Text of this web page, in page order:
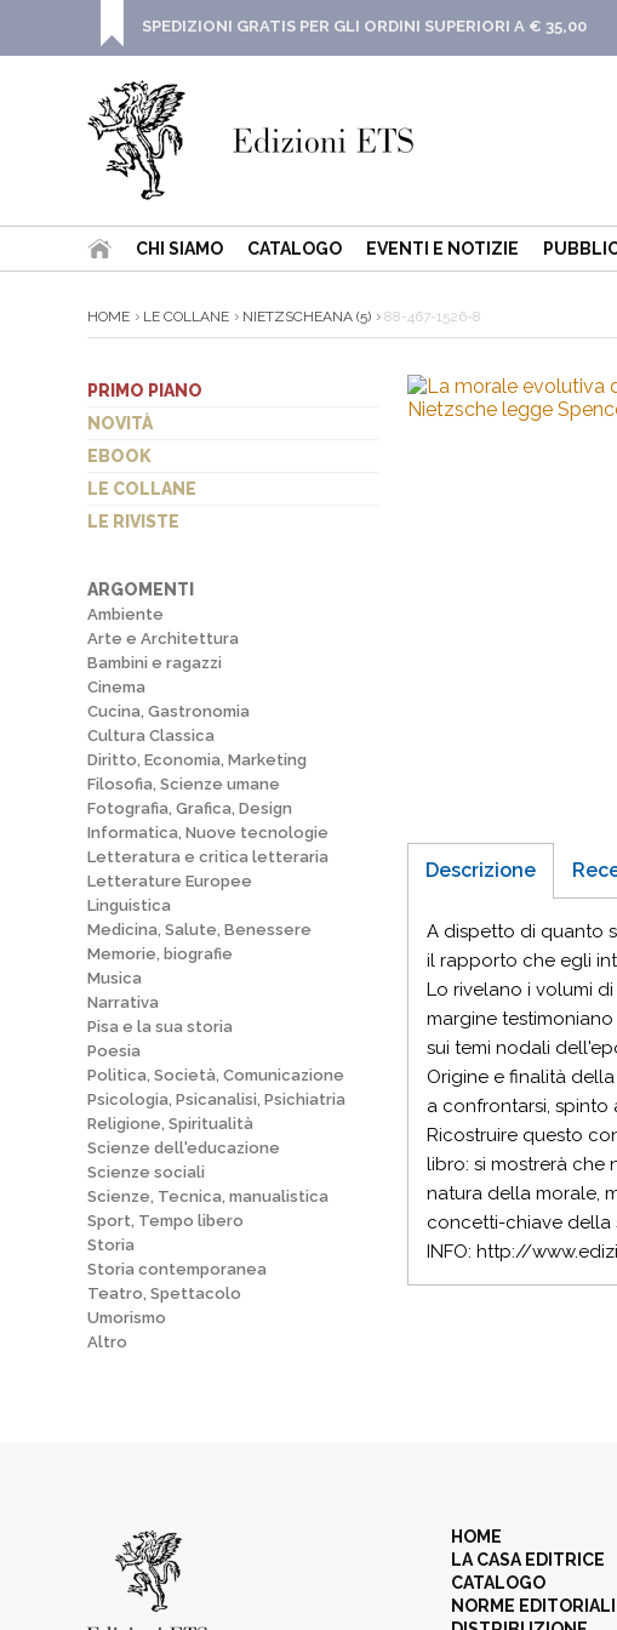
SPEDIZIONI GRATIS PER GLI ORDINI SUPERIORI A € 35,00
CHI SIAMO CATALOGO EVENTI E NOTIZIE
HOME LE COLLANE NIETZSCHEANA (5) 88-467-1526-8
PRIMO PIANO
NOVITÀ
EBOOK
LE COLLANE
LE RIVISTE
ARGOMENTI
Ambiente
Arte e Architettura
Bambini e ragazzi
Cinema
Cucina, Gastronomia
Cultura Classica
Diritto, Economia, Marketing
Filosofia, Scienze umane
Fotografia, Grafica, Design
Informatica, Nuove tecnologie
Letteratura e critica letteraria
Letterature Europee
Linguistica
Medicina, Salute, Benessere
Memorie, biografie
Musica
Narrativa
Pisa e la sua storia
Poesia
Politica, Società, Comunicazione
Psicologia, Psicanalisi, Psichiatria
Religione, Spiritualità
Scienze dell'educazione
Scienze sociali
Scienze, Tecnica, manualistica
Sport, Tempo libero
Storia
Storia contemporanea
Teatro, Spettacolo
Umorismo
Altro
Descrizione
A dispetto di quanto
il rapporto che egli
Lo rivelano i volumi
margine
sui temi nodali
Origine e finalità
a confrontarsi,
Ricostruire questo
libro: si mostrerà che
natura della morale,
concetti-chiave della
INFO: http://
HOME
LA CASA EDITRICE
CATALOGO
NORME EDITORIALI